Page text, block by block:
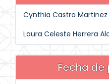
Cynthia Castro Martinez
Laura Celeste Herrera
Fecha de